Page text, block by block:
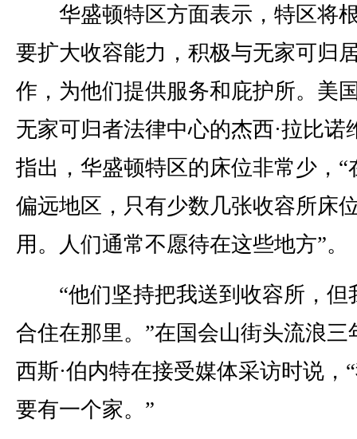
华盛顿特区方面表示，特区将
要扩大收容能力，积极与无家可归
作，为他们提供服务和庇护所。美
无家可归者法律中心的杰西·拉比诺
指出，华盛顿特区的床位非常少，“
偏远地区，只有少数几张收容所床
用。人们通常不愿待在这些地方”。
“他们坚持把我送到收容所，但
合住在那里。”在国会山街头流浪三
西斯·伯内特在接受媒体采访时说，
要有一个家。”